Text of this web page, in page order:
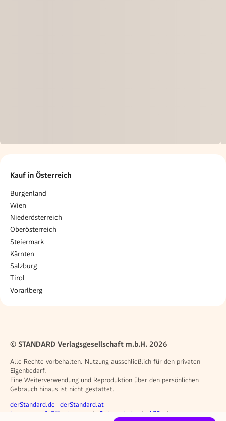
Kauf in Österreich
Burgenland
Wien
Niederösterreich
Oberösterreich
Steiermark
Kärnten
Salzburg
Tirol
Vorarlberg
© STANDARD Verlagsgesellschaft m.b.H. 2026
Alle Rechte vorbehalten. Nutzung ausschließlich für den privaten
Eigenbedarf.
Eine Weiterverwendung und Reproduktion über den persönlichen
Gebrauch hinaus ist nicht gestattet.
Weitere Angebote
derStandard.de derStandard.at
Rechtliches
Impressum & Offenlegung Datenschutz
AGB